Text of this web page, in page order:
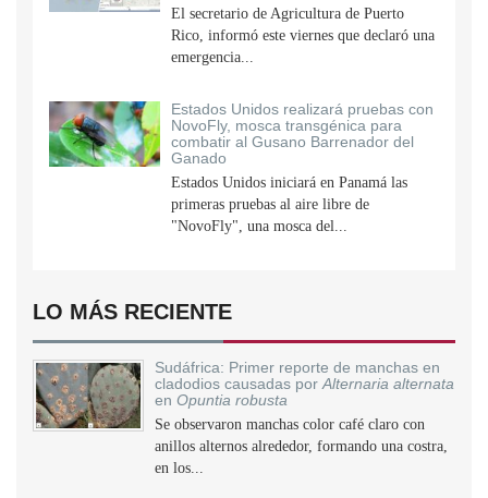
El secretario de Agricultura de Puerto
Rico, informó este viernes que declaró una
emergencia...
Estados Unidos realizará pruebas con
NovoFly, mosca transgénica para
combatir al Gusano Barrenador del
Ganado
Estados Unidos iniciará en Panamá las
primeras pruebas al aire libre de
"NovoFly", una mosca del...
LO MÁS RECIENTE
Sudáfrica: Primer reporte de manchas en
cladodios causadas porAlternaria alternata
en Opuntia robusta
Se observaron manchas color café claro con
anillos alternos alrededor, formando una costra,
en los...